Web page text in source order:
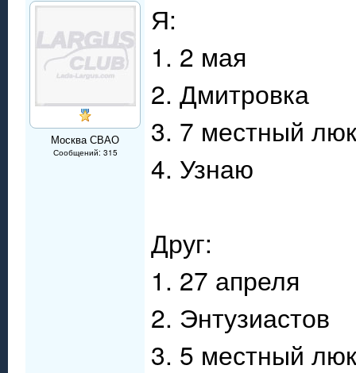
Москва СВАО
Сообщений: 315
Я:
1. 2 мая
2. Дмитровка
3. 7 местный
4. Узнаю
Друг:
1. 27 апреля
2. Энтузиастов
3. 5 местный